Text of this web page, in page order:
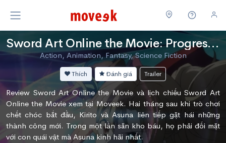
Sword Art Online the Movie: Progressive Scherzo of Deep Night
Action, Animation, Fantasy, Science Fiction
Thích Đánh giá Trailer
Review Sword Art Online the Movie và lịch chiếu Sword Art
Online the Movie xem tại Moveek. Hai tháng sau khi trò chơi
chết chóc bắt đầu, Kirito và Asuna liên tiếp gặt hái những
thành công mới. Trong một lần săn kho báu, họ phải đối mặt
với con quái vật mà Asuna kinh hãi nhất.